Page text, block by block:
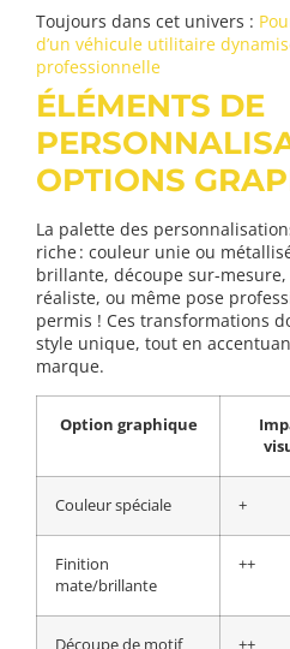
Toujours dans cet univers :
d’un véhicule utilitaire
professionnelle
ÉLÉMENTS DE
OPTIONS
La palette des
riche : couleur unie ou
brillante, découpe sur-
réaliste, ou même pose
permis ! Ces transformations
style unique, tout en
marque.
Option graphique
Couleur spéciale +
Finition
mate/brillante
++
Découpe de motif ++